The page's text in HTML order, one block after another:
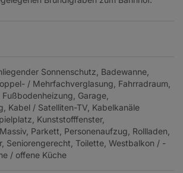
Sonnenschutz Badewanne
/ Mehrfachverglasung Fahrradraum
Fußbodenheizung Garage
Kabel / Satelliten-TV Kabelkanäle
Kunststofffenster
Massiv Parkett Personenaufzug Rollladen
Seniorengerecht Toilette Westbalkon / -
/ offene Küche